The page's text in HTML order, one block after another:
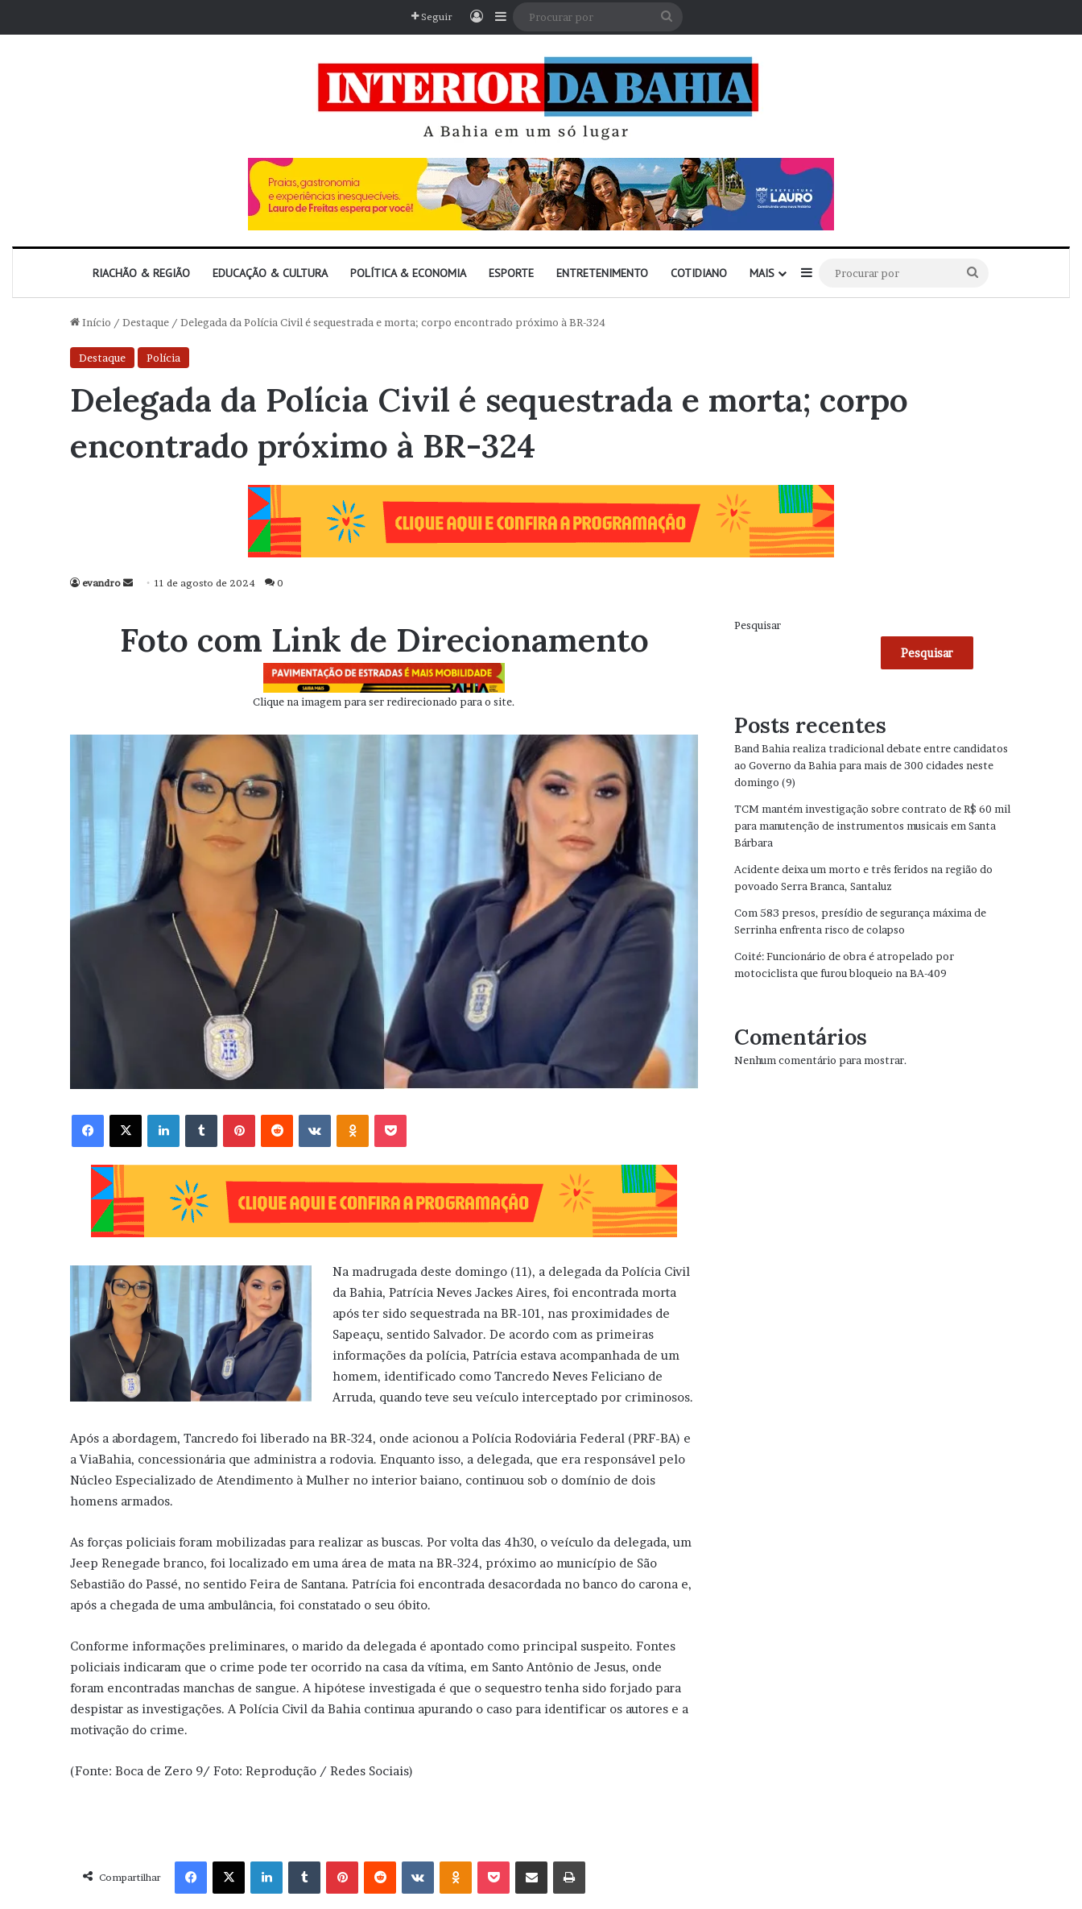
Seguir EntrarBarra Lateral
RIACHÃO & REGIÃO EDUCAÇÃO & CULTURA POLÍTICA & ECONOMIA ESPORTE ENTRETENIMENTO COTIDIANO MAIS Barra Lateral
por
Início / Destaque / Delegada da Polícia Civil é sequestrada e morta; corpo encontrado próximo à BR-324
Destaque Polícia
Delegada da Polícia Civil é sequestrada e morta; corpo
encontrado próximo à BR-324
evandro
Mande
mail
11 de agosto de 2024 0
Foto com Link de Direcionamento
Clique na imagem para ser redirecionado para o site.
Facebook X Linkedin VK OK
Na madrugada deste domingo (11), a delegada da Polícia Civil
da Bahia, Patrícia Neves Jackes Aires, foi encontrada morta
após ter sido sequestrada na BR-101, nas proximidades de
Sapeaçu, sentido Salvador. De acordo com as primeiras
informações da polícia, Patrícia estava acompanhada de um
homem, identificado como Tancredo Neves Feliciano de
Arruda, quando teve seu veículo interceptado por criminosos.
Após a abordagem, Tancredo foi liberado na BR-324, onde acionou a Polícia Rodoviária Federal (PRF-BA) e
a ViaBahia, concessionária que administra a rodovia. Enquanto isso, a delegada, que era responsável pelo
Núcleo Especializado de Atendimento à Mulher no interior baiano, continuou sob o domínio de dois
homens armados.
As forças policiais foram mobilizadas para realizar as buscas. Por volta das 4h30, o veículo da delegada, um
Jeep Renegade branco, foi localizado em uma área de mata na BR-324, próximo ao município de São
Sebastião do Passé, no sentido Feira de Santana. Patrícia foi encontrada desacordada no banco do carona e,
após a chegada de uma ambulância, foi constatado o seu óbito.
Conforme informações preliminares, o marido da delegada é apontado como principal suspeito. Fontes
policiais indicaram que o crime pode ter ocorrido na casa da vítima, em Santo Antônio de Jesus, onde
foram encontradas manchas de sangue. A hipótese investigada é que o sequestro tenha sido forjado para
despistar as investigações. A Polícia Civil da Bahia continua apurando o caso para identificar os autores e a
motivação do crime.
(Fonte: Boca de Zero 9/ Foto: Reprodução / Redes Sociais)
Compartilhar
Facebook X Linkedin VK OK
Pesquisar
Pesquisar
Posts recentes
Band Bahia realiza tradicional debate entre candidatos
ao Governo da Bahia para mais de 300 cidades neste
domingo (9)
TCM mantém investigação sobre contrato de R$ 60 mil
para manutenção de instrumentos musicais em Santa
Bárbara
Acidente deixa um morto e três feridos na região do
povoado Serra Branca, Santaluz
Com 583 presos, presídio de segurança máxima de
Serrinha enfrenta risco de colapso
Coité: Funcionário de obra é atropelado por
motociclista que furou bloqueio na BA-409
Comentários
Nenhum comentário para mostrar.